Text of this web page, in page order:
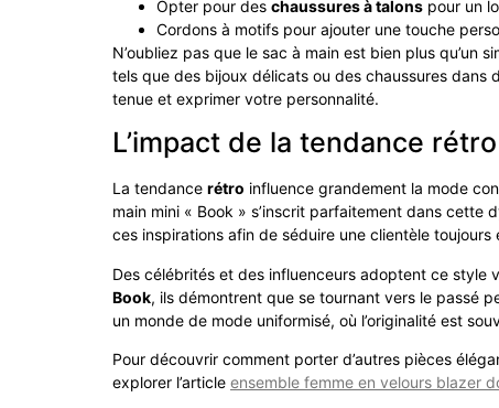
Opter pour des chaussures à talons pour un
Cordons à motifs pour ajouter une touche
N’oubliez pas que le sac à main est bien plus qu’un
tels que des bijoux délicats ou des chaussures
tenue et exprimer votre personnalité.
L’impact de la tendance
La tendance rétro influence grandement la mode
main mini « Book » s’inscrit parfaitement dans cette
ces inspirations afin de séduire une clientèle toujours
Des célébrités et des influenceurs adoptent ce style
Book, ils démontrent que se tournant vers le passé
un monde de mode uniformisé, où l’originalité est
Pour découvrir comment porter d’autres pièces
explorer l’article ensemble femme en velours blazer